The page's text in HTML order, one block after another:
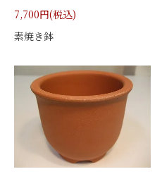
7,700円(税込)
素焼き鉢